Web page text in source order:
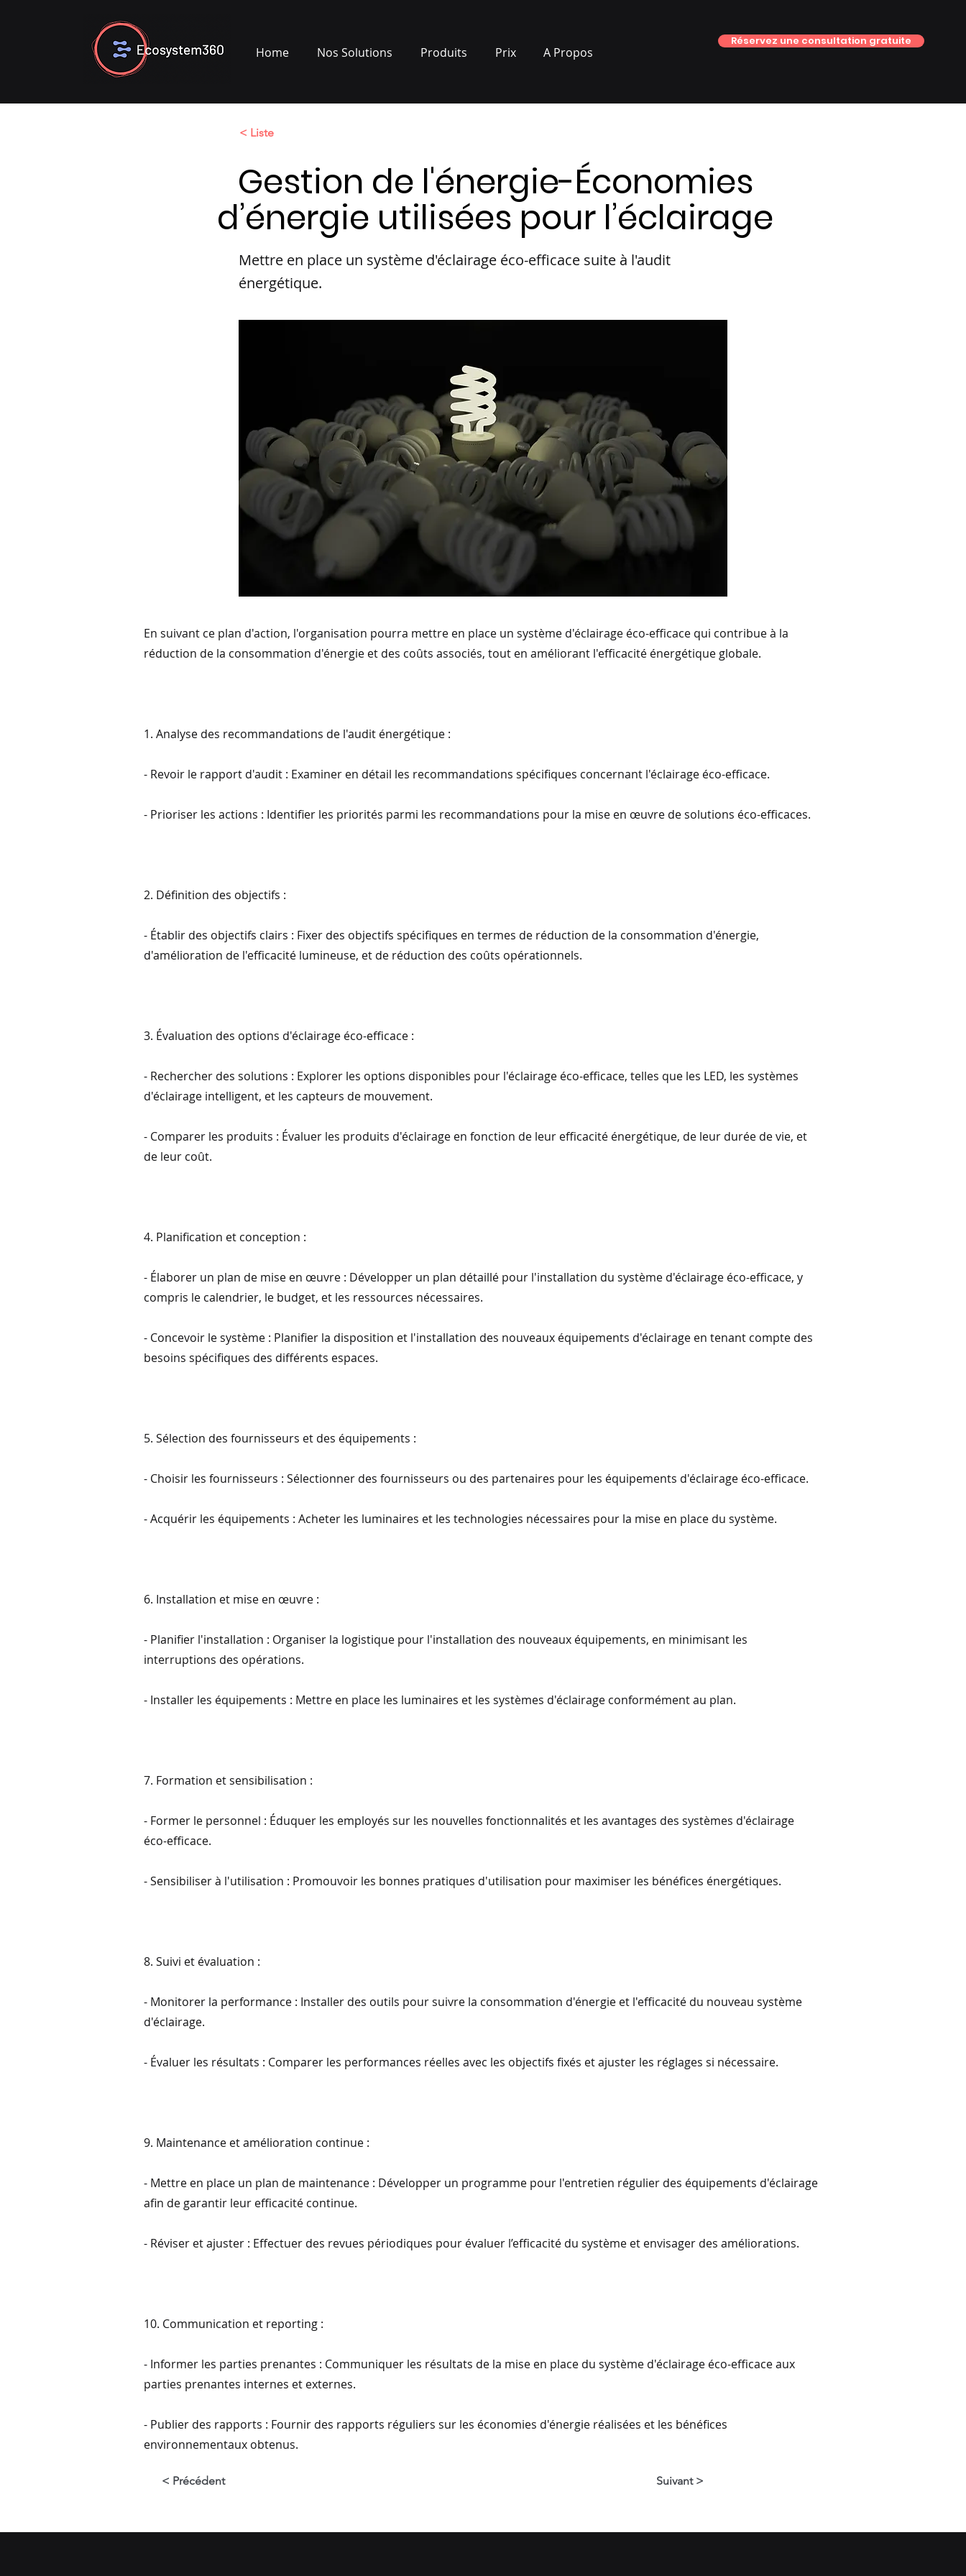
Home Nos Solutions Produits Prix A Propos
Réservez une consultation gratuite
< Liste
Gestion de l'énergie-Économies
d’énergie utilisées pour l’éclairage
Mettre en place un système d'éclairage éco-efficace suite à l'audit
énergétique.
En suivant ce plan d'action, l'organisation pourra mettre en place un système d'éclairage éco-efficace qui contribue à la
réduction de la consommation d'énergie et des coûts associés, tout en améliorant l'efficacité énergétique globale.
1. Analyse des recommandations de l'audit énergétique :
- Revoir le rapport d'audit : Examiner en détail les recommandations spécifiques concernant l'éclairage éco-efficace.
- Prioriser les actions : Identifier les priorités parmi les recommandations pour la mise en œuvre de solutions éco-efficaces.
2. Définition des objectifs :
- Établir des objectifs clairs : Fixer des objectifs spécifiques en termes de réduction de la consommation d'énergie,
d'amélioration de l'efficacité lumineuse, et de réduction des coûts opérationnels.
3. Évaluation des options d'éclairage éco-efficace :
- Rechercher des solutions : Explorer les options disponibles pour l'éclairage éco-efficace, telles que les LED, les systèmes
d'éclairage intelligent, et les capteurs de mouvement.
- Comparer les produits : Évaluer les produits d'éclairage en fonction de leur efficacité énergétique, de leur durée de vie, et
de leur coût.
4. Planification et conception :
- Élaborer un plan de mise en œuvre : Développer un plan détaillé pour l'installation du système d'éclairage éco-efficace, y
compris le calendrier, le budget, et les ressources nécessaires.
- Concevoir le système : Planifier la disposition et l'installation des nouveaux équipements d'éclairage en tenant compte des
besoins spécifiques des différents espaces.
5. Sélection des fournisseurs et des équipements :
- Choisir les fournisseurs : Sélectionner des fournisseurs ou des partenaires pour les équipements d'éclairage éco-efficace.
- Acquérir les équipements : Acheter les luminaires et les technologies nécessaires pour la mise en place du système.
6. Installation et mise en œuvre :
- Planifier l'installation : Organiser la logistique pour l'installation des nouveaux équipements, en minimisant les
interruptions des opérations.
- Installer les équipements : Mettre en place les luminaires et les systèmes d'éclairage conformément au plan.
7. Formation et sensibilisation :
- Former le personnel : Éduquer les employés sur les nouvelles fonctionnalités et les avantages des systèmes d'éclairage
éco-efficace.
- Sensibiliser à l'utilisation : Promouvoir les bonnes pratiques d'utilisation pour maximiser les bénéfices énergétiques.
8. Suivi et évaluation :
- Monitorer la performance : Installer des outils pour suivre la consommation d'énergie et l'efficacité du nouveau système
d'éclairage.
- Évaluer les résultats : Comparer les performances réelles avec les objectifs fixés et ajuster les réglages si nécessaire.
9. Maintenance et amélioration continue :
- Mettre en place un plan de maintenance : Développer un programme pour l'entretien régulier des équipements d'éclairage
afin de garantir leur efficacité continue.
- Réviser et ajuster : Effectuer des revues périodiques pour évaluer l’efficacité du système et envisager des améliorations.
10. Communication et reporting :
- Informer les parties prenantes : Communiquer les résultats de la mise en place du système d'éclairage éco-efficace aux
parties prenantes internes et externes.
- Publier des rapports : Fournir des rapports réguliers sur les économies d'énergie réalisées et les bénéfices
environnementaux obtenus.
< Précédent Suivant >